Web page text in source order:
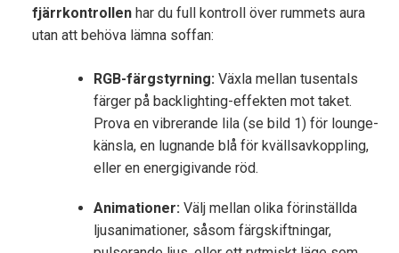
fjärrkontrollenhar du full kontroll över rummets aura
utan att behöva lämna soffan:
RGB-färgstyrning: Växla mellan tusentals
färger på backlighting-effekten mot taket.
Prova en vibrerande lila (se bild 1) för lounge-
känsla, en lugnande blå för kvällsavkoppling,
eller en energigivande röd.
Animationer:Välj mellan olika förinställda
ljusanimationer, såsom färgskiftningar,